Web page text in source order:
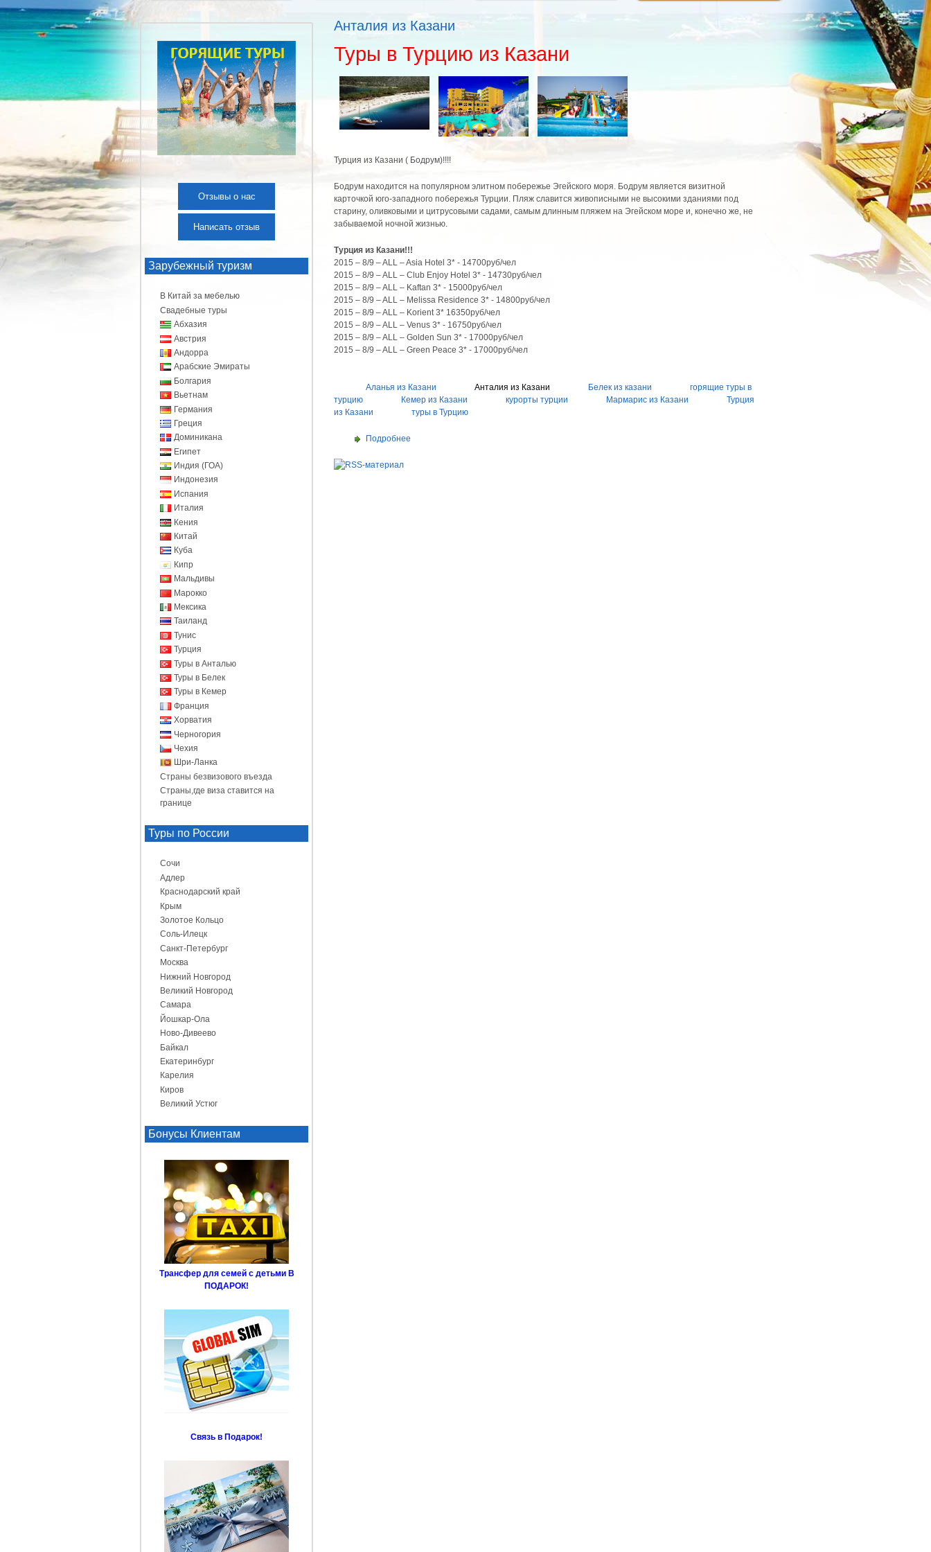
Анталия из Казани
Туры в Турцию из Казани
Турция из Казани ( Бодрум)!!!!
Бодрум находится на популярном элитном побережье Эгейского моря. Бодрум является визитной
карточкой юго-западного побережья Турции. Пляж славится живописными не высокими зданиями под
старину, оливковыми и цитрусовыми садами, самым длинным пляжем на Эгейском море и, конечно же, не
забываемой ночной жизнью.
Турция из Казани!!!
2015 – 8/9 – ALL – Asia Hotel 3* - 14700руб/чел
2015 – 8/9 – ALL – Club Enjoy Hotel 3* - 14730руб/чел
2015 – 8/9 – ALL – Kaftan 3* - 15000руб/чел
2015 – 8/9 – ALL – Melissa Residence 3* - 14800руб/чел
2015 – 8/9 – ALL – Korient 3* 16350руб/чел
2015 – 8/9 – ALL – Venus 3* - 16750руб/чел
2015 – 8/9 – ALL – Golden Sun 3* - 17000руб/чел
2015 – 8/9 – ALL – Green Peace 3* - 17000руб/чел
Аланья из Казани Анталия из Казани Белек из казани
горящие туры в
турцию
Кемер из Казани курорты турции Мармарис из Казани
Турция
из Казани
туры в Турцию
Подробнее
Отзывы о нас
Написать отзыв
Зарубежный туризм
В Китай за мебелью
Свадебные туры
Абхазия
Австрия
Андорра
Арабские Эмираты
Болгария
Вьетнам
Германия
Греция
Доминикана
Египет
Индия (ГОА)
Индонезия
Испания
Италия
Кения
Китай
Куба
Кипр
Мальдивы
Марокко
Мексика
Таиланд
Тунис
Турция
Туры в Анталью
Туры в Белек
Туры в Кемер
Франция
Хорватия
Черногория
Чехия
Шри-Ланка
Страны безвизового въезда
Страны,где виза ставится на
границе
Туры по России
Сочи
Адлер
Краснодарский край
Крым
Золотое Кольцо
Соль-Илецк
Санкт-Петербург
Москва
Нижний Новгород
Великий Новгород
Самара
Йошкар-Ола
Ново-Дивеево
Байкал
Екатеринбург
Карелия
Киров
Великий Устюг
Бонусы Клиентам
Трансфер для семей с детьми В
ПОДАРОК!
Связь в Подарок!